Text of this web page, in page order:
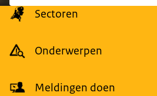
Menu Sectoren
Onderwerpen
Meldingen doen